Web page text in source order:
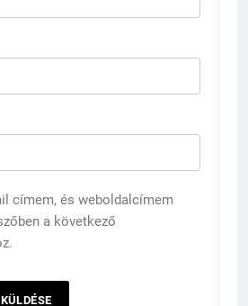
címem, és weboldalcímem
a következő